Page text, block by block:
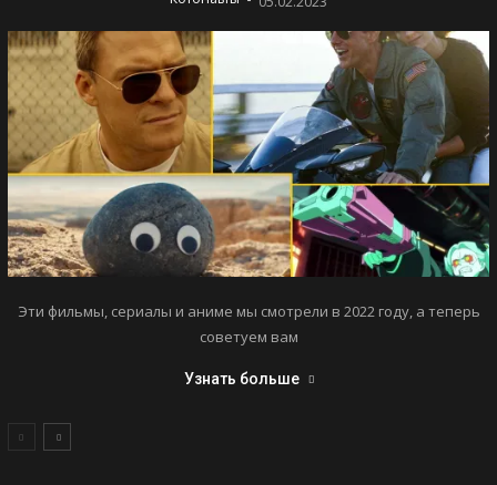
Эти фильмы, сериалы и аниме мы смотрели в 2022 году, а теперь
советуем вам
Узнать больше